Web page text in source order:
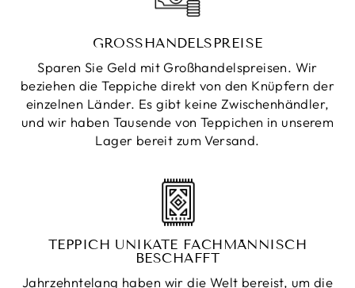
GROSSHANDELSPREISE
Sparen Sie Geld mit Großhandelspreisen. Wir
beziehen die Teppiche direkt von den Knüpfern der
einzelnen Länder. Es gibt keine Zwischenhändler,
und wir haben Tausende von Teppichen in unserem
Lager bereit zum Versand.
TEPPICH UNIKATE FACHMÄNNISCH
BESCHAFFT
Jahrzehntelang haben wir die Welt bereist, um die